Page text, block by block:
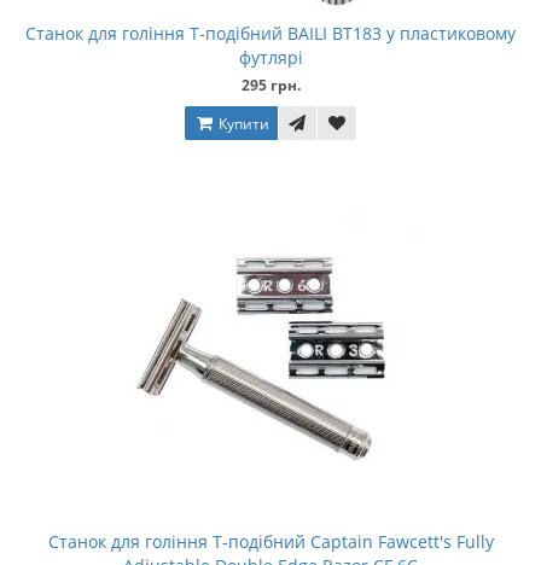
Станок для гоління Т-подібний BAILI BT183 у пластиковому
футлярі
295 грн.
Купити
Станок для гоління Т-подібний Captain Fawcett's Fully